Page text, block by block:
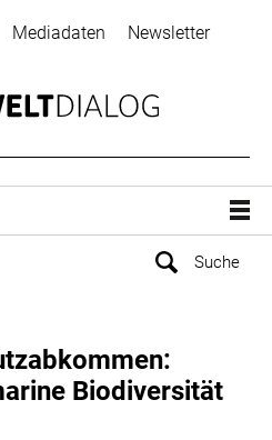
Mediadaten Newsletter
Biodiversität